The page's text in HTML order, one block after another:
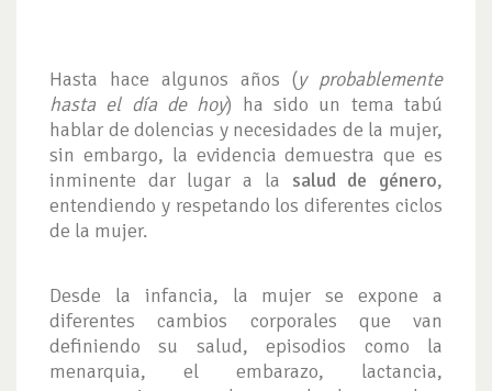
Hasta hace algunos años (y probablemente
hasta el día de hoy) ha sido un tema tabú
hablar de dolencias y necesidades de la mujer,
sin embargo, la evidencia demuestra que es
inminente dar lugar a la salud de género,
entendiendo y respetando los diferentes ciclos
de la mujer.
Desde la infancia, la mujer se expone a
diferentes cambios corporales que van
definiendo su salud, episodios como la
menarquia, el embarazo, lactancia,